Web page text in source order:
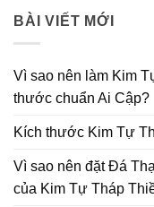
BÀI VIẾT MỚI
Vì sao nên làm Kim
thước chuẩn Ai Cập?
Kích thước Kim Tự
Vì sao nên đặt Đá
của Kim Tự Tháp